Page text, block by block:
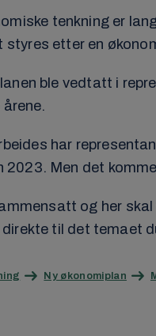
tenkning er
styres etter en
ble vedtatt i
har
Men det
og her
til det temaet
Ny økonomiplan